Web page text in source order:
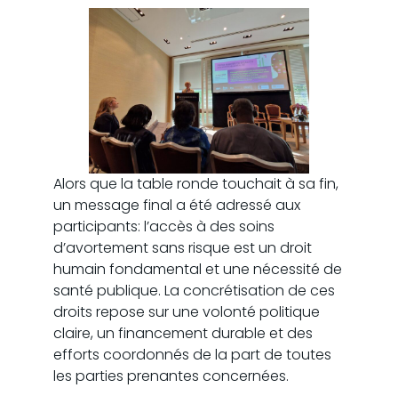
Alors que la table ronde touchait à sa fin,
un message final a été adressé aux
participants: l’accès à des soins
d’avortement sans risque est un droit
humain fondamental et une nécessité de
santé publique. La concrétisation de ces
droits repose sur une volonté politique
claire, un financement durable et des
efforts coordonnés de la part de toutes
les parties prenantes concernées.